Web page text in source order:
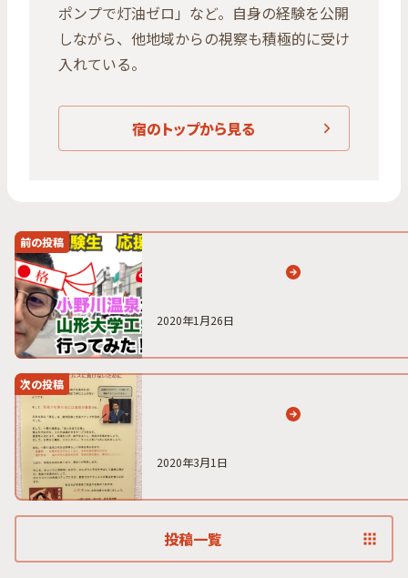
ポンプで灯油ゼロ」など。自身の経験を公開
しながら、他地域からの視察も積極的に受け
入れている。
宿のトップから見る
前の投稿
2020年1月26日
次の投稿
2020年3月1日
投稿一覧